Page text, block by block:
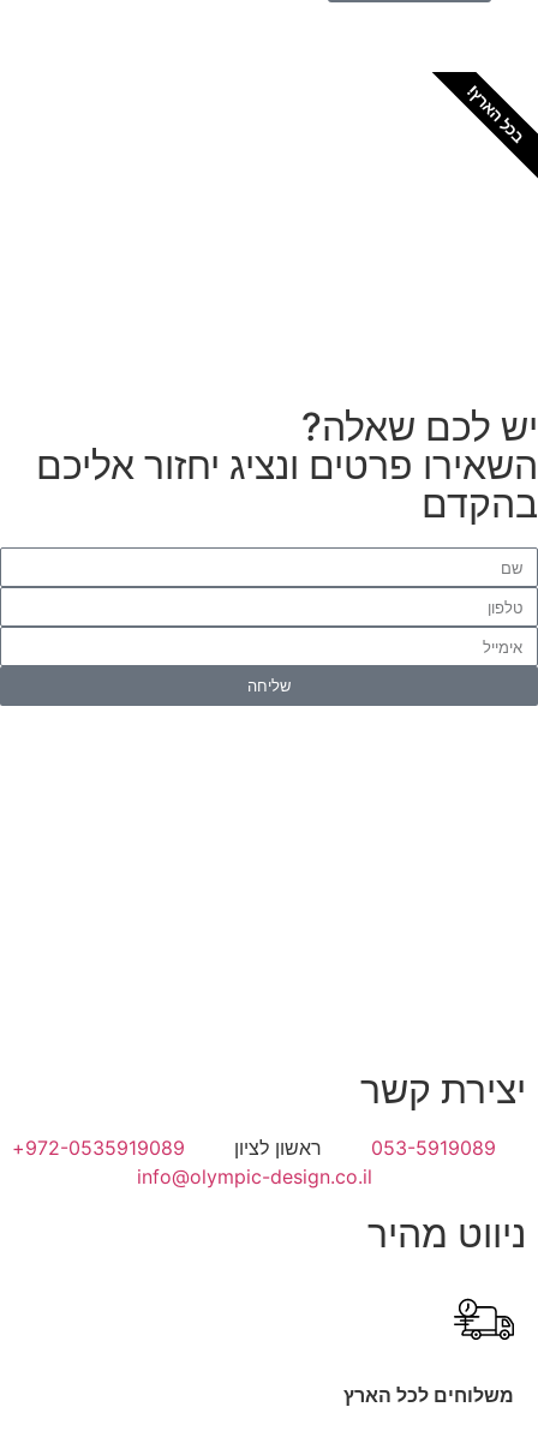
הארץ!
לכם שאלה?
פרטים ונציג יחזור אליכם
שליחה
ניווט מהיר
משלוחים לכל הארץ
יצירת קשר
053-5919089 ראשון לציון
972-0535919089+
info@olympic-design.co.il